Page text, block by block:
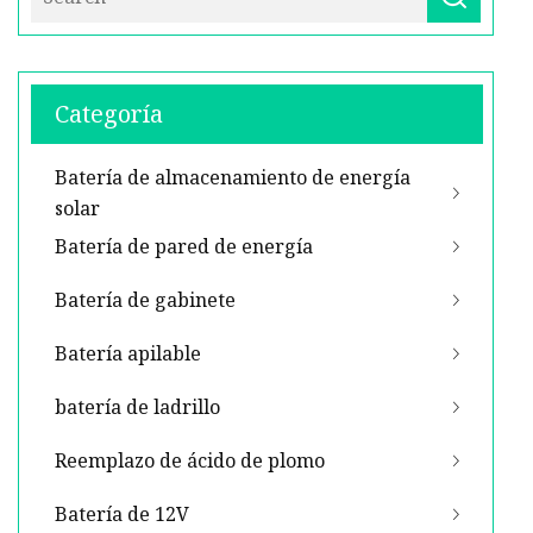
Categoría
Batería de almacenamiento de energía
solar
Batería de pared de energía
Batería de gabinete
Batería apilable
batería de ladrillo
Reemplazo de ácido de plomo
Batería de 12V